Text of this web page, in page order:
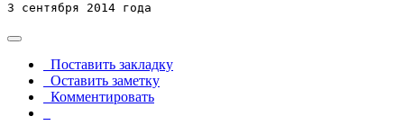
3 сентября 2014 года
Поставить закладку
Оставить заметку
Комментировать